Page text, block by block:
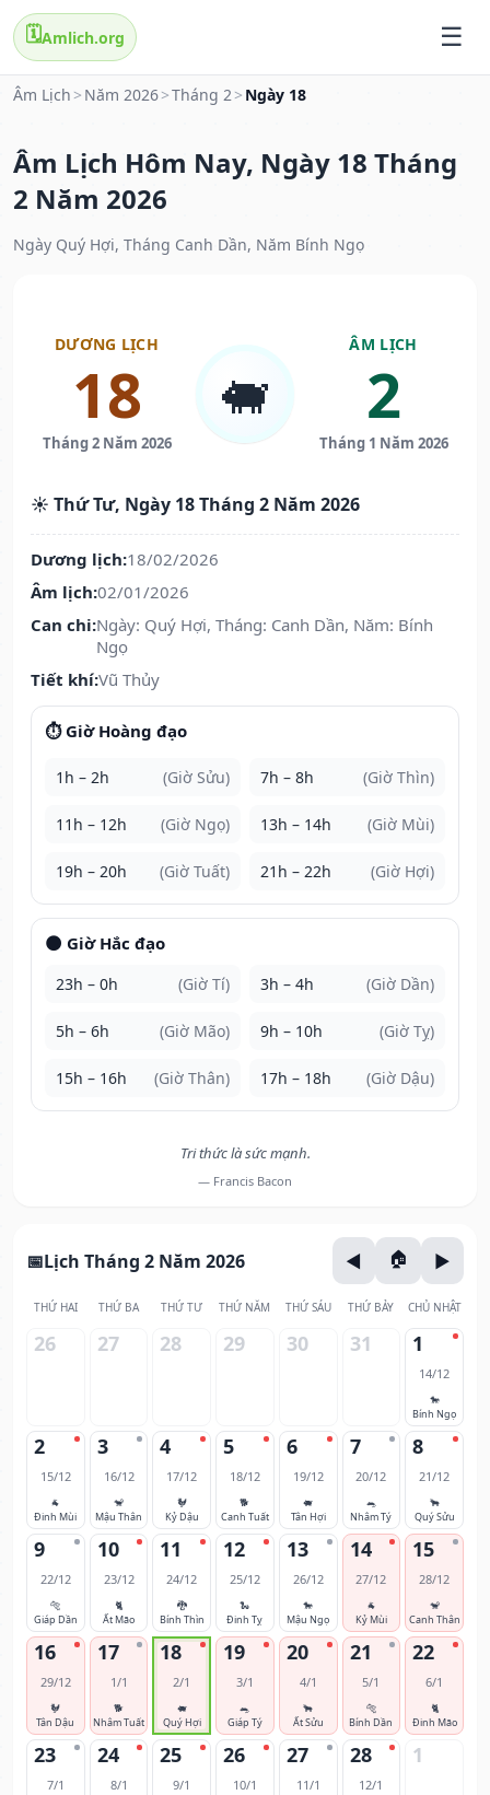
🗓️Amlich.org
Âm Lịch > Năm 2026>Tháng 2> Ngày 18
Âm Lịch Hôm Nay, Ngày 18 Tháng
2 Năm 2026
Ngày Quý Hợi, Tháng Canh Dần, Năm Bính Ngọ
DƯƠNG LỊCH
18
Tháng 2 Năm 2026
🐖
ÂM LỊCH
2
Tháng 1 Năm 2026
☀️ Thứ Tư, Ngày 18 Tháng 2 Năm 2026
Dương lịch:18/02/2026
Âm lịch:02/01/2026
Can chi:Ngày: Quý Hợi, Tháng: Canh Dần, Năm: Bính
Ngọ
Tiết khí:Vũ Thủy
⏱️ Giờ Hoàng đạo
1h – 2h (Giờ Sửu) 7h – 8h (Giờ Thìn)
11h – 12h (Giờ Ngọ) 13h – 14h (Giờ Mùi)
19h – 20h (Giờ Tuất) 21h – 22h (Giờ Hợi)
🌑 Giờ Hắc đạo
23h – 0h (Giờ Tí) 3h – 4h (Giờ Dần)
5h – 6h (Giờ Mão) 9h – 10h (Giờ Tỵ)
15h – 16h (Giờ Thân) 17h – 18h (Giờ Dậu)
Tri thức là sức mạnh.
— Francis Bacon
Lịch Tháng 2 Năm 2026
THỨ HAI THỨ BA THỨ TƯ THỨ NĂM THỨ SÁU THỨ BẢY CHỦ NHẬT
26 27 28 29 30 31 1
14/12
🐎
Bính Ngọ
2
15/12
🐐
Đinh Mùi
3
16/12
🐒
Mậu Thân
4
17/12
🐓
Kỷ Dậu
5
18/12
🐕
Canh Tuất
6
19/12
🐖
Tân Hợi
7
20/12
🐀
Nhâm Tý
8
21/12
🐂
Quý Sửu
9
22/12
🐅
Giáp Dần
10
23/12
🐈
Ất Mão
11
24/12
🐉
Bính Thìn
12
25/12
🐍
Đinh Tỵ
13
26/12
🐎
Mậu Ngọ
14
27/12
🐐
Kỷ Mùi
15
28/12
🐒
Canh Thân
16
29/12
🐓
Tân Dậu
17
1/1
🐕
Nhâm Tuất
18
2/1
🐖
Quý Hợi
19
3/1
🐀
Giáp Tý
20
4/1
🐂
Ất Sửu
21
5/1
🐅
Bính Dần
22
6/1
🐈
Đinh Mão
23
7/1
24
8/1
25
9/1
26
10/1
27
11/1
28
12/1
1